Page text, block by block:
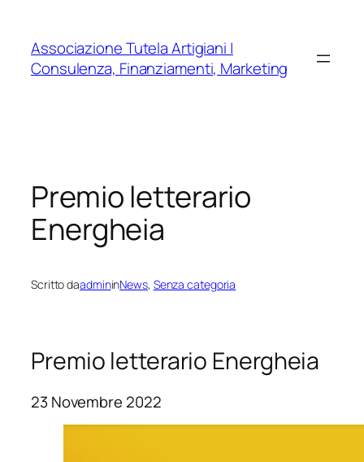
contenuto
Associazione Tutela Artigiani |
Consulenza, Finanziamenti, Marketing
Premio letterario
Energheia
Scritto daadmininNews, Senza categoria
Premio letterario Energheia
23 Novembre 2022